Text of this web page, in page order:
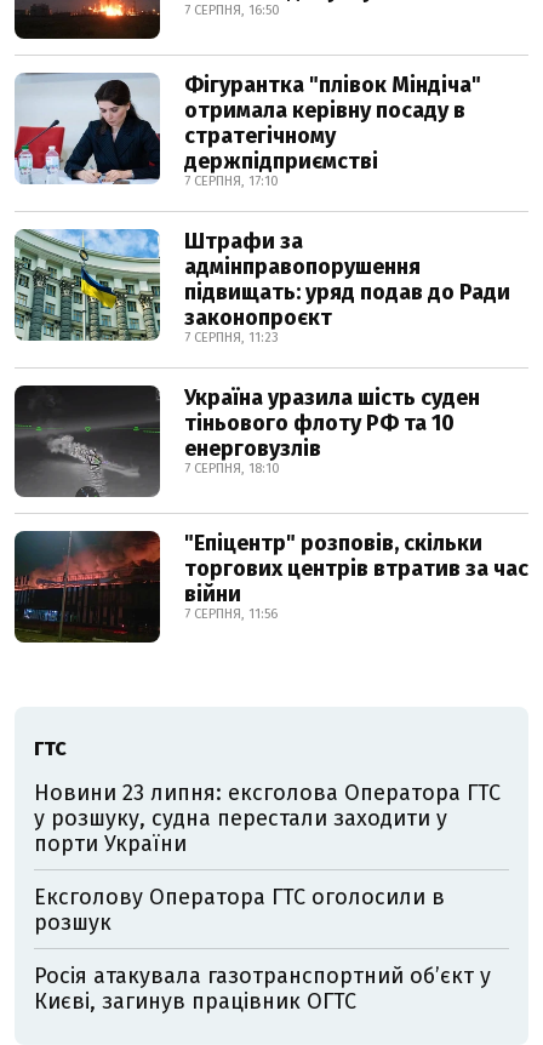
7 СЕРПНЯ, 16:50
Фігурантка "плівок Міндіча"
отримала керівну посаду в
стратегічному
держпідприємстві
7 СЕРПНЯ, 17:10
Штрафи за
адмінправопорушення
підвищать: уряд подав до Ради
законопроєкт
7 СЕРПНЯ, 11:23
Україна уразила шість суден
тіньового флоту РФ та 10
енерговузлів
7 СЕРПНЯ, 18:10
"Епіцентр" розповів, скільки
торгових центрів втратив за час
війни
7 СЕРПНЯ, 11:56
ГТС
Новини 23 липня: ексголова Оператора ГТС
у розшуку, судна перестали заходити у
порти України
Ексголову Оператора ГТС оголосили в
розшук
Росія атакувала газотранспортний об’єкт у
Києві, загинув працівник ОГТС